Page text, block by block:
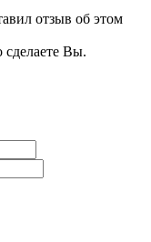
отзыв об этом
сделаете Вы.